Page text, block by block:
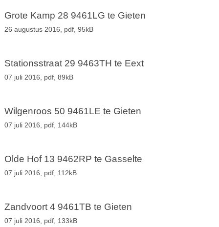
Grote Kamp 28 9461LG te Gieten
26 augustus 2016, pdf, 95kB
Stationsstraat 29 9463TH te Eext
07 juli 2016, pdf, 89kB
Wilgenroos 50 9461LE te Gieten
07 juli 2016, pdf, 144kB
Olde Hof 13 9462RP te Gasselte
07 juli 2016, pdf, 112kB
Zandvoort 4 9461TB te Gieten
07 juli 2016, pdf, 133kB